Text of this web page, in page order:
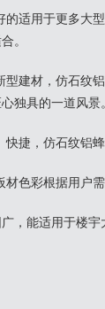
适用于更多大
。
建材，仿石纹
独具的一道风景
捷，仿石纹铝
色彩根据用户
，能适用于楼